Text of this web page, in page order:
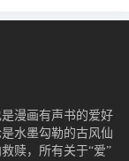
漫画有声书的爱好
水墨勾勒的古风仙
赎，所有关于“爱”